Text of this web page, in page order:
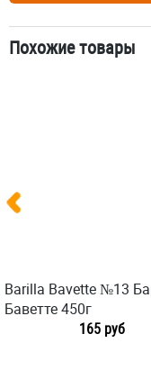
Похожие товары
Barilla Bavette №13
Баветте 450г
165 руб